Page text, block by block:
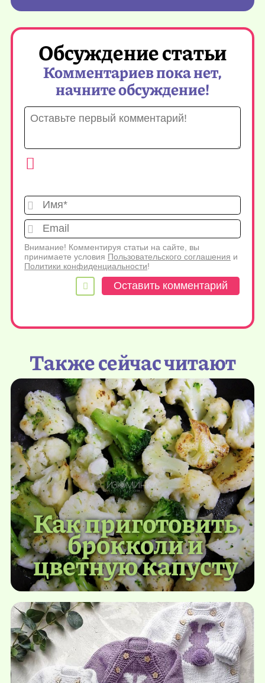
Обсуждение статьи
Комментариев пока нет,
начните обсуждение!
Имя*
Внимание! Комментируя статьи на сайте, вы
принимаете условия Пользовательского соглашения и
Политики конфиденциальности!
Также сейчас читают
Как приготовить
брокколи и
цветную капусту